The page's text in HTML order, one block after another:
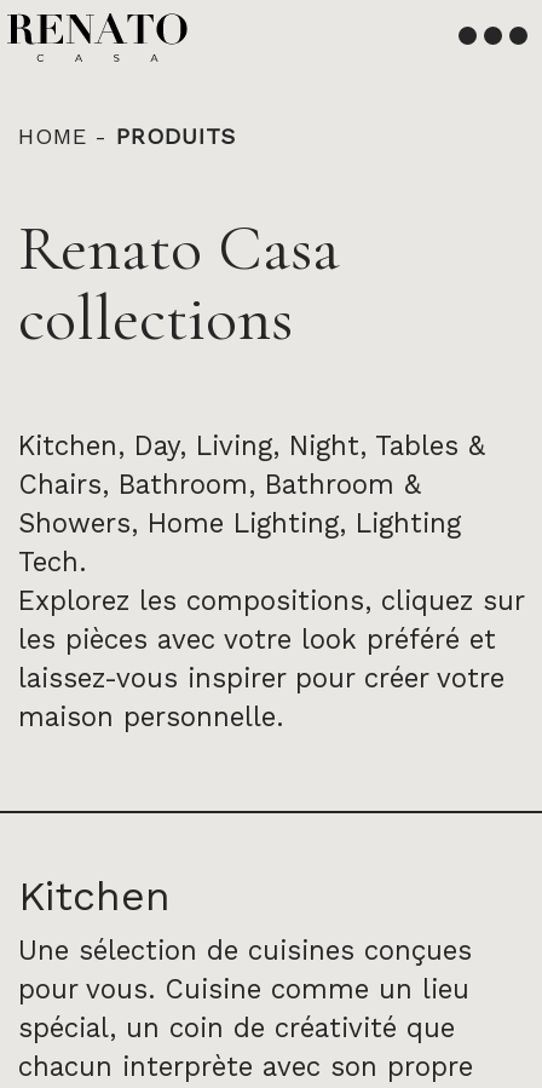
Français
English
HOME - PRODUITS
Renato Casa
collections
Kitchen, Day, Living, Night, Tables &
Chairs, Bathroom, Bathroom &
Showers, Home Lighting, Lighting
Tech.
Explorez les compositions, cliquez sur
les pièces avec votre look préféré et
laissez-vous inspirer pour créer votre
maison personnelle.
Kitchen
Une sélection de cuisines conçues
pour vous. Cuisine comme un lieu
spécial, un coin de créativité que
chacun interprète avec son propre